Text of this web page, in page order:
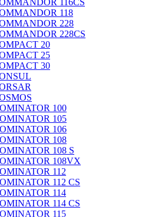
116CS
118
228
228CS
20
25
30
100
105
106
108
108 S
108VX
112
112 CS
114
114 CS
115